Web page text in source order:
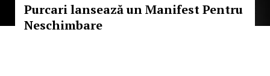
Purcari lansează un Manifest Pentru
Neschimbare